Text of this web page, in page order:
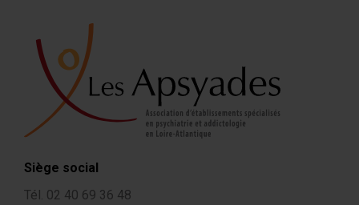
Siège social
Tél. 02 40 69 36 48